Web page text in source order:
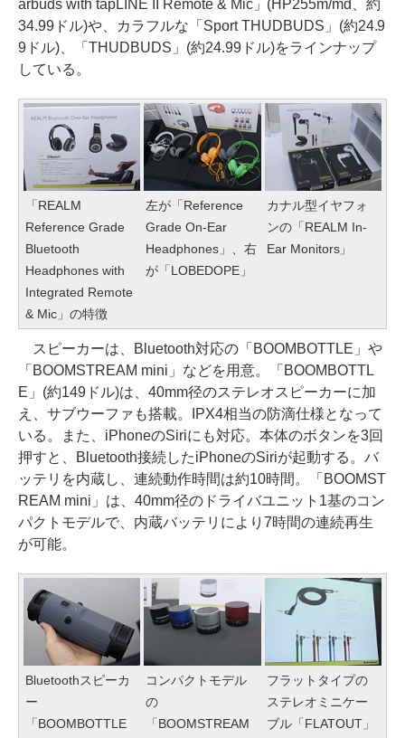
arbuds with tapLINE II Remote & Mic」(HP255m/md、約
34.99ドル)や、カラフルな「Sport THUDBUDS」(約24.9
9ドル)、「THUDBUDS」(約24.99ドル)をラインナップ
している。
「REALM
Reference Grade
Bluetooth
Headphones with
Integrated Remote
& Mic」の特徴
左が「Reference
Grade On-Ear
Headphones」、右
が「LOBEDOPE」
カナル型イヤフォ
ンの「REALM In-
Ear Monitors」
スピーカーは、Bluetooth対応の「BOOMBOTTLE」や
「BOOMSTREAM mini」などを用意。「BOOMBOTTL
E」(約149ドル)は、40mm径のステレオスピーカーに加
え、サブウーファも搭載。IPX4相当の防滴仕様となって
いる。また、iPhoneのSiriにも対応。本体のボタンを3回
押すと、Bluetooth接続したiPhoneのSiriが起動する。バ
ッテリを内蔵し、連続動作時間は約10時間。「BOOMST
REAM mini」は、40mm径のドライバユニット1基のコン
パクトモデルで、内蔵バッテリにより7時間の連続再生
が可能。
Bluetoothスピーカ
ー
「BOOMBOTTLE
コンパクトモデル
の
「BOOMSTREAM
フラットタイプの
ステレオミニケー
ブル「FLATOUT」